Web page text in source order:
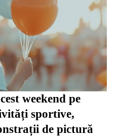
weekend pe
sportive,
de pictură